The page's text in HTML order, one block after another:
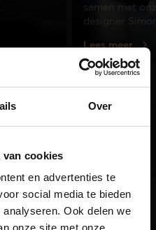
Over
van cookies
en advertenties te
social media te bieden
Ook delen we
onze site met onze
samen met
designer
Lees meer